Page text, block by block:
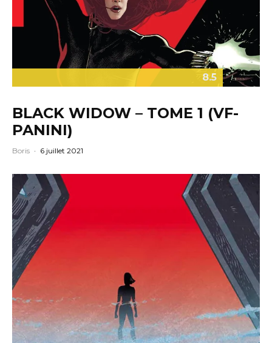
8.5
BLACK WIDOW – TOME 1 (VF-
PANINI)
Boris · 6 juillet 2021